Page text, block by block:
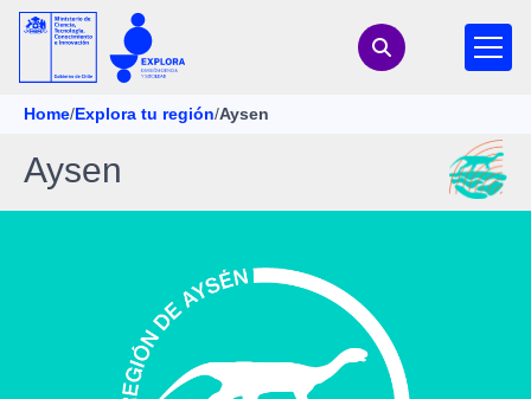
Home/Explora tu región/Aysen
Aysen